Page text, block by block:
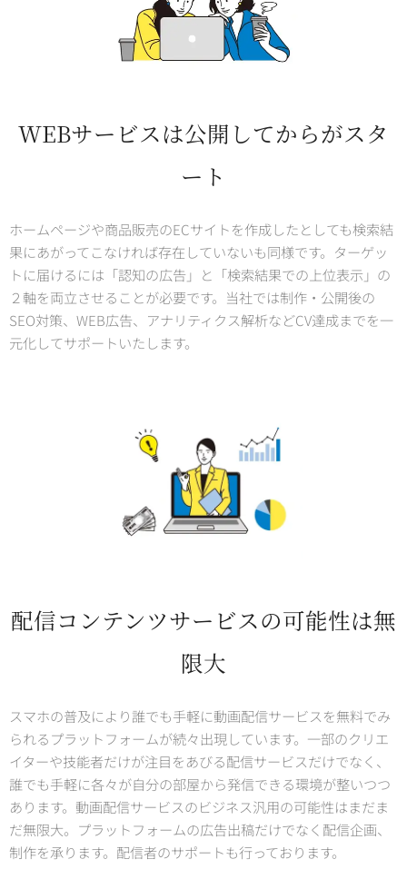
WEBサービスは公開してからがスタ
ート
ホームページや商品販売のECサイトを作成したとしても検索結
果にあがってこなければ存在していないも同様です。ターゲッ
トに届けるには「認知の広告」と「検索結果での上位表示」の
２軸を両立させることが必要です。当社では制作・公開後の
SEO対策、WEB広告、アナリティクス解析などCV達成までを一
元化してサポートいたします。
配信コンテンツサービスの可能性は無
限大
スマホの普及により誰でも手軽に動画配信サービスを無料でみ
られるプラットフォームが続々出現しています。一部のクリエ
イターや技能者だけが注目をあびる配信サービスだけでなく、
誰でも手軽に各々が自分の部屋から発信できる環境が整いつつ
あります。動画配信サービスのビジネス汎用の可能性はまだま
だ無限大。プラットフォームの広告出稿だけでなく配信企画、
制作を承ります。配信者のサポートも行っております。